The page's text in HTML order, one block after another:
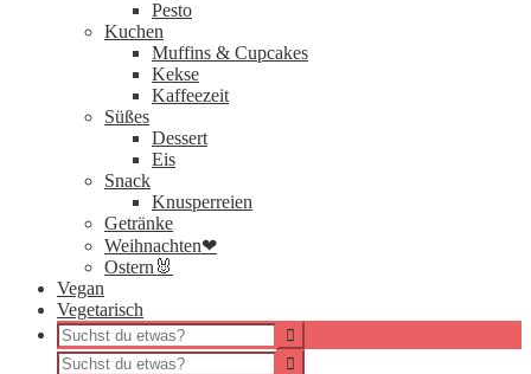
Pesto
Kuchen
Muffins & Cupcakes
Kekse
Kaffeezeit
Süßes
Dessert
Eis
Snack
Knusperreien
Getränke
Weihnachten❤
Ostern🐰
Vegan
Vegetarisch